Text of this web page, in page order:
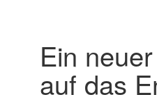
Ein
auf das